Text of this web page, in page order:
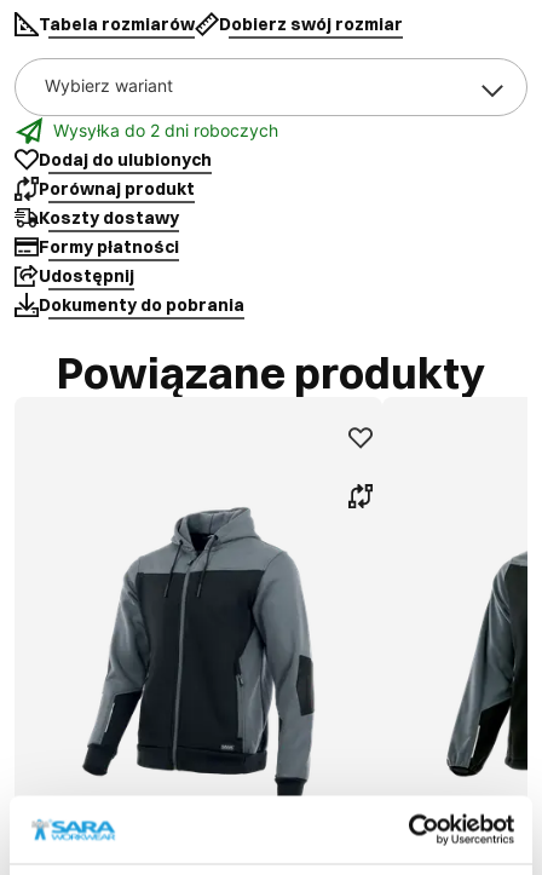
Tabela rozmiarów Dobierz swój rozmiar
Wybierz wariant
Wysyłka do 2 dni roboczych
Dodaj do ulubionych
Porównaj produkt
Koszty dostawy
Formy płatności
Udostępnij
Dokumenty do pobrania
Powiązane produkty